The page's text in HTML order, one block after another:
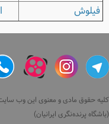
فیلوش
کلیه حقوق مادی و معنوی این وب
(باشگاه پرنده‌نگری ایرانیان)